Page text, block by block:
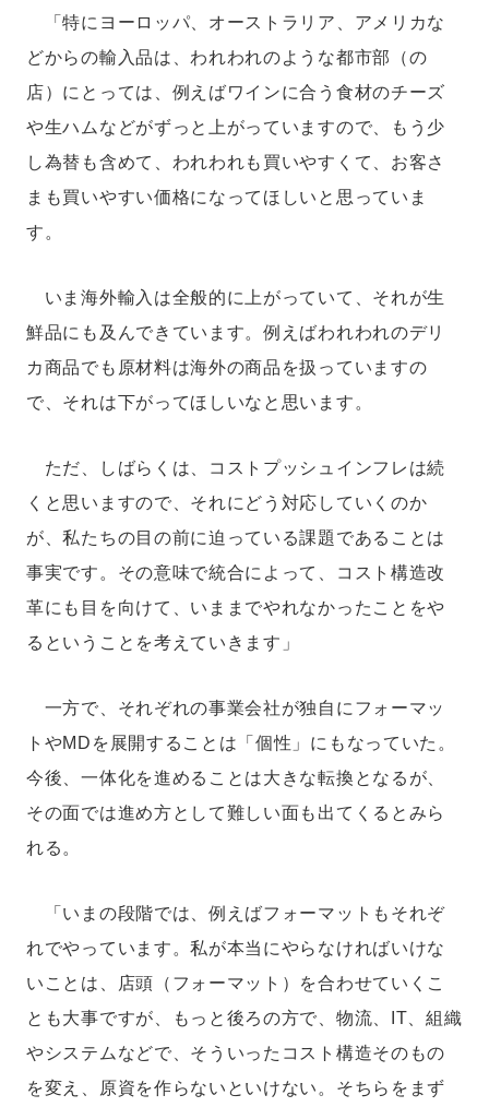
「特にヨーロッパ、オーストラリア、アメリカな
どからの輸入品は、われわれのような都市部（の
店）にとっては、例えばワインに合う食材のチーズ
や生ハムなどがずっと上がっていますので、もう少
し為替も含めて、われわれも買いやすくて、お客さ
まも買いやすい価格になってほしいと思っていま
す。
いま海外輸入は全般的に上がっていて、それが生
鮮品にも及んできています。例えばわれわれのデリ
カ商品でも原材料は海外の商品を扱っていますの
で、それは下がってほしいなと思います。
ただ、しばらくは、コストプッシュインフレは続
くと思いますので、それにどう対応していくのか
が、私たちの目の前に迫っている課題であることは
事実です。その意味で統合によって、コスト構造改
革にも目を向けて、いままでやれなかったことをや
るということを考えていきます」
一方で、それぞれの事業会社が独自にフォーマッ
トやMDを展開することは「個性」にもなっていた。
今後、一体化を進めることは大きな転換となるが、
その面では進め方として難しい面も出てくるとみら
れる。
「いまの段階では、例えばフォーマットもそれぞ
れでやっています。私が本当にやらなければいけな
いことは、店頭（フォーマット）を合わせていくこ
とも大事ですが、もっと後ろの方で、物流、IT、組織
やシステムなどで、そういったコスト構造そのもの
を変え、原資を作らないといけない。そちらをまず